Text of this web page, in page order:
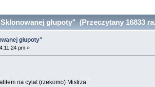
głupoty" (Przeczytany 16833
głupoty"
pm »
na cytat (rzekomo) Mistrza: